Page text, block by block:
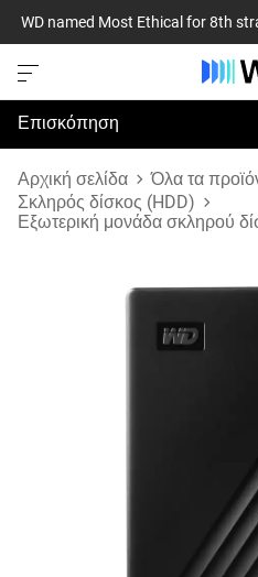
WD named Most Ethical for 8th
Επισκόπηση
Προδιαγραφές
Υποστήριξη & Πόροι
Αρχική σελίδα
Όλα τα
Σκληρός δίσκος (HDD)
Εξωτερική μονάδα σκληρού